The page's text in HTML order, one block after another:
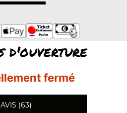
d'ouverture
fermé
AVIS (63)